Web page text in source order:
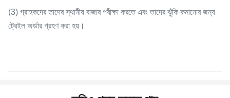
(3) গ্রাহকদের তাদের স্থানীয় বাজার পরীক্ষা করতে এবং তাদের ঝুঁকি কমানোর জন্য
ট্রেইল অর্ডার গ্রহণ করা হয়।